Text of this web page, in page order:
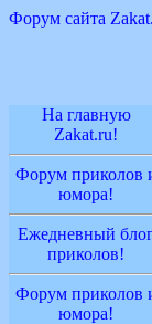
Форум сайта
На главную
Zakat.ru!
Форум приколов
юмора!
Ежедневный
приколов!
Форум приколов
юмора!